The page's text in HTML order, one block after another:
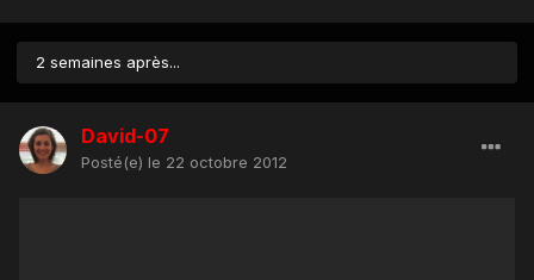
2 semaines après...
David-07
Posté(e) le 22 octobre 2012